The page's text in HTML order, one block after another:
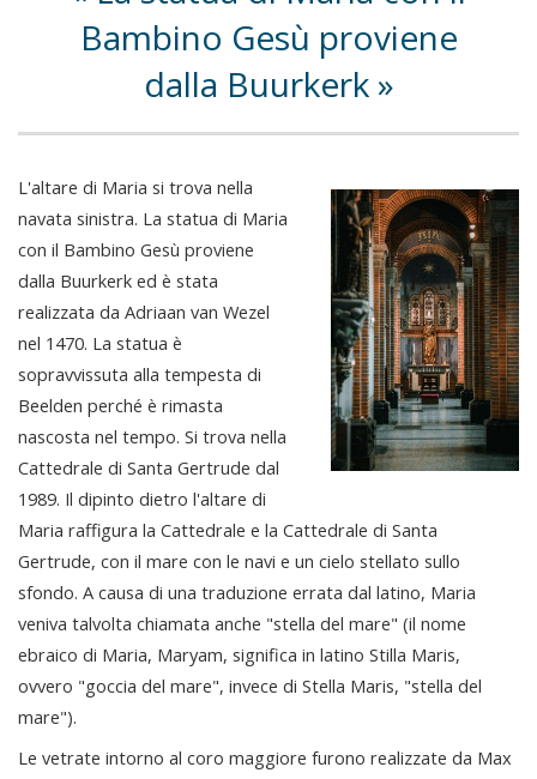
Bambino Gesù proviene
dalla Buurkerk
L'altare di Maria si trova nella
navata sinistra. La statua di Maria
con il Bambino Gesù proviene
dalla Buurkerk ed è stata
realizzata da Adriaan van Wezel
nel 1470. La statua è
sopravvissuta alla tempesta di
Beelden perché è rimasta
nascosta nel tempo. Si trova nella
Cattedrale di Santa Gertrude dal
1989. Il dipinto dietro l'altare di
Maria raffigura la Cattedrale e la Cattedrale di Santa
Gertrude, con il mare con le navi e un cielo stellato sullo
sfondo. A causa di una traduzione errata dal latino, Maria
veniva talvolta chiamata anche "stella del mare" (il nome
ebraico di Maria, Maryam, significa in latino Stilla Maris,
ovvero "goccia del mare", invece di Stella Maris, "stella del
mare").
Le vetrate intorno al coro maggiore furono realizzate da Max